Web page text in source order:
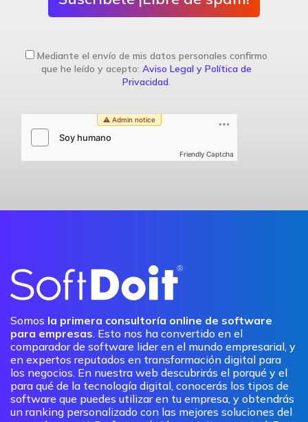
Mediante el envío de mis datos personales confirmo
que he leído y acepto: Aviso Legal y Política de
Privacidad
Friendly Captcha
Somos la primera consultoría online de software
para empresas. Esto nos ha convertido en el
comparador de software lider en el mundo empresarial, y
en expertos reputados en transformación digital para
los negocios. En nuestra web descubrirás el porqué y el
para qué de la tecnología digital, conocerás los tipos de
software que puedes utilizar en tu empresa, y obtendrás
un ranking personalizado con las mejores soluciones del